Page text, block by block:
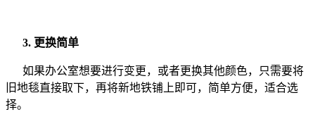
3. 更换简单
如果办公室想要进行变更，或者更换其他颜色，只需要将
旧地毯直接取下，再将新地铁铺上即可，简单方便，适合选
择。